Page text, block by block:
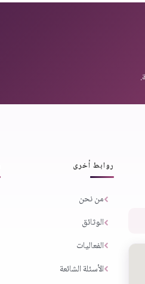
روابط أخرى
من نحن
الوثائق
الفعاليات
الأسئلة الشائعة